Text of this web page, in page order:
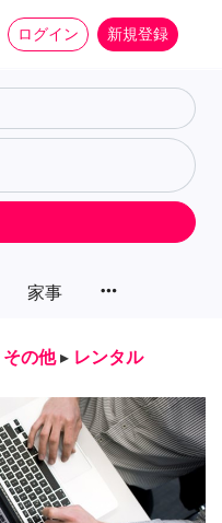
ログイン 新規登録
家事 more_horiz
その他 ▸ レンタル